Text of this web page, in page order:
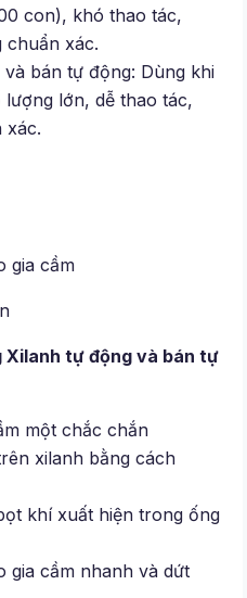
con), khó thao tác,
chuẩn xác.
bán tự động: Dùng khi
lượng lớn, dễ thao tác,
xác.
Xilanh tự động và bán tự
một chắc chắn
xilanh bằng cách
khí xuất hiện trong ống
gia cầm nhanh và dứt